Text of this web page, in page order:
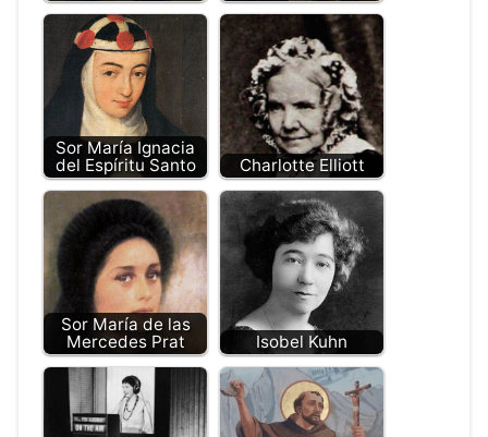
Sor María Ignacia
del Espíritu Santo
Charlotte Elliott
Sor María de las
Mercedes Prat
Isobel Kuhn